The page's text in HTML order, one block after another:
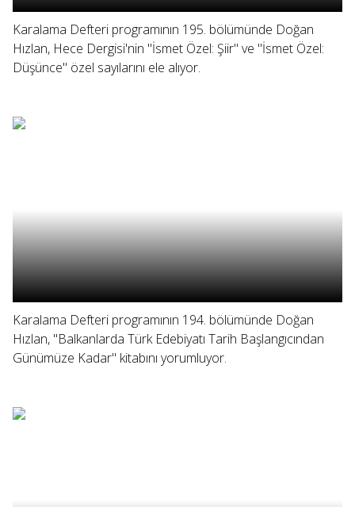
Karalama Defteri programının 195. bölümünde Doğan
Hızlan, Hece Dergisi'nin "İsmet Özel: Şiir" ve "İsmet Özel:
Düşünce" özel sayılarını ele alıyor.
Karalama Defteri programının 194. bölümünde Doğan
Hızlan, "Balkanlarda Türk Edebiyatı Tarih Başlangıcından
Günümüze Kadar" kitabını yorumluyor.